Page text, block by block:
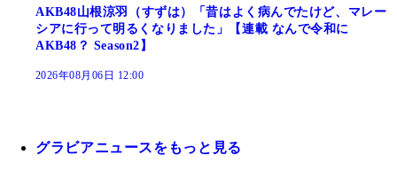
AKB48山根涼羽（すずは）「昔はよく病んでたけど、マレー
シアに行って明るくなりました」【連載 なんで令和に
AKB48？ Season2】
2026年08月06日 12:00
グラビアニュースをもっと見る